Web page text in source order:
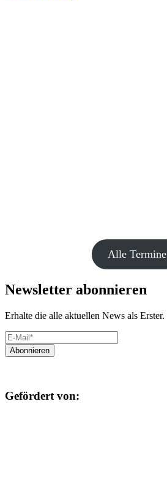
Alle Termine
Newsletter abonnieren
Erhalte die alle aktuellen News als Erster.
Gefördert von: